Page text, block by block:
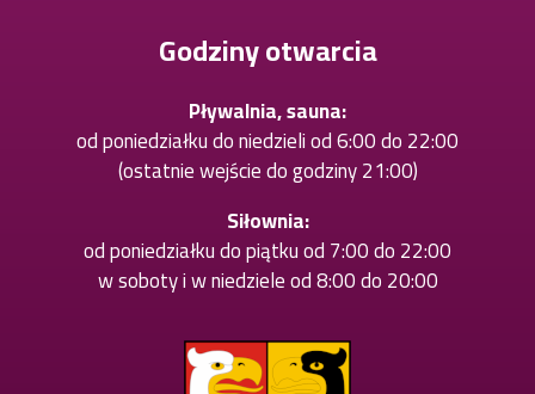
Godziny otwarcia
Pływalnia, sauna:
od poniedziałku do niedzieli od 6:00 do 22:00
(ostatnie wejście do godziny 21:00)
Siłownia:
od poniedziałku do piątku od 7:00 do 22:00
w soboty i w niedziele od 8:00 do 20:00